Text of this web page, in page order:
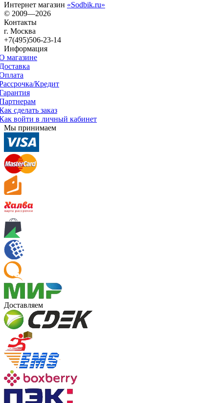
Интернет магазин «Sodbik.ru»
© 2009—2026
Контакты
г. Москва
+7(495)506-23-14
Информация
магазине
Кредит
сделать заказ
войти в личный кабинет
Мы принимаем
Доставляем